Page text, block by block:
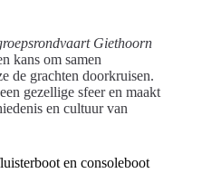
Giethoorn
kans om samen
de grachten doorkruisen.
gezellige sfeer en maakt
en cultuur van
en consoleboot